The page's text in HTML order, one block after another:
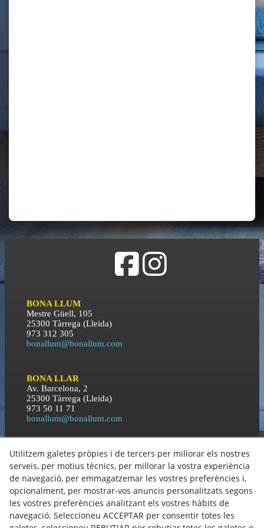
BONA LLUM
Mestre Güell, 105
25300 Tàrrega (Lleida)
973 312 305
bonallum@bonallum.com
BONA LLAR
Av. Barcelona, 2
25300 Tàrrega (Lleida)
973 50 11 71
bonallum@bonallum.com
BONA NIT
C\ Orient, 3
25300 Tàrrega (Lleida)
973 50 11 71
bonallum@bonallum.com
Política de Cookies
Utilitzem galetes pròpies i de tercers per millorar els nostres
serveis, per motius tècnics, per millorar la vostra experiència
de navegació, per emmagatzemar les vostres preferències i,
opcionalment, per mostrar-vos anuncis personalitzats segons
les vostres preferències analitzant els vostres hàbits de
navegació. Seleccioneu ACCEPTAR per consentir totes les